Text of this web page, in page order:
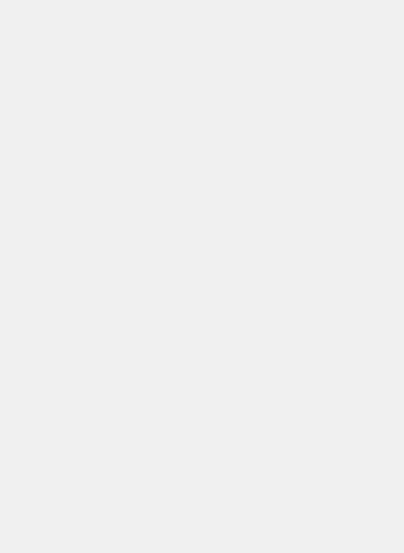
единиц.
Toyota и 5 моделей Lexus)
Toyota и Lexus в общих
450h, Lexus LS 600h.
обеспечивая около 25%